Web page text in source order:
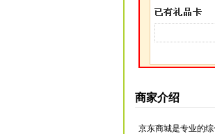
商家介绍
京东商城是专业的